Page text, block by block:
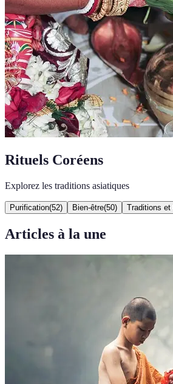
Rituels Coréens
Explorez les traditions asiatiques
Purification(52) Bien-être(50) Traditions et
Articles à la une